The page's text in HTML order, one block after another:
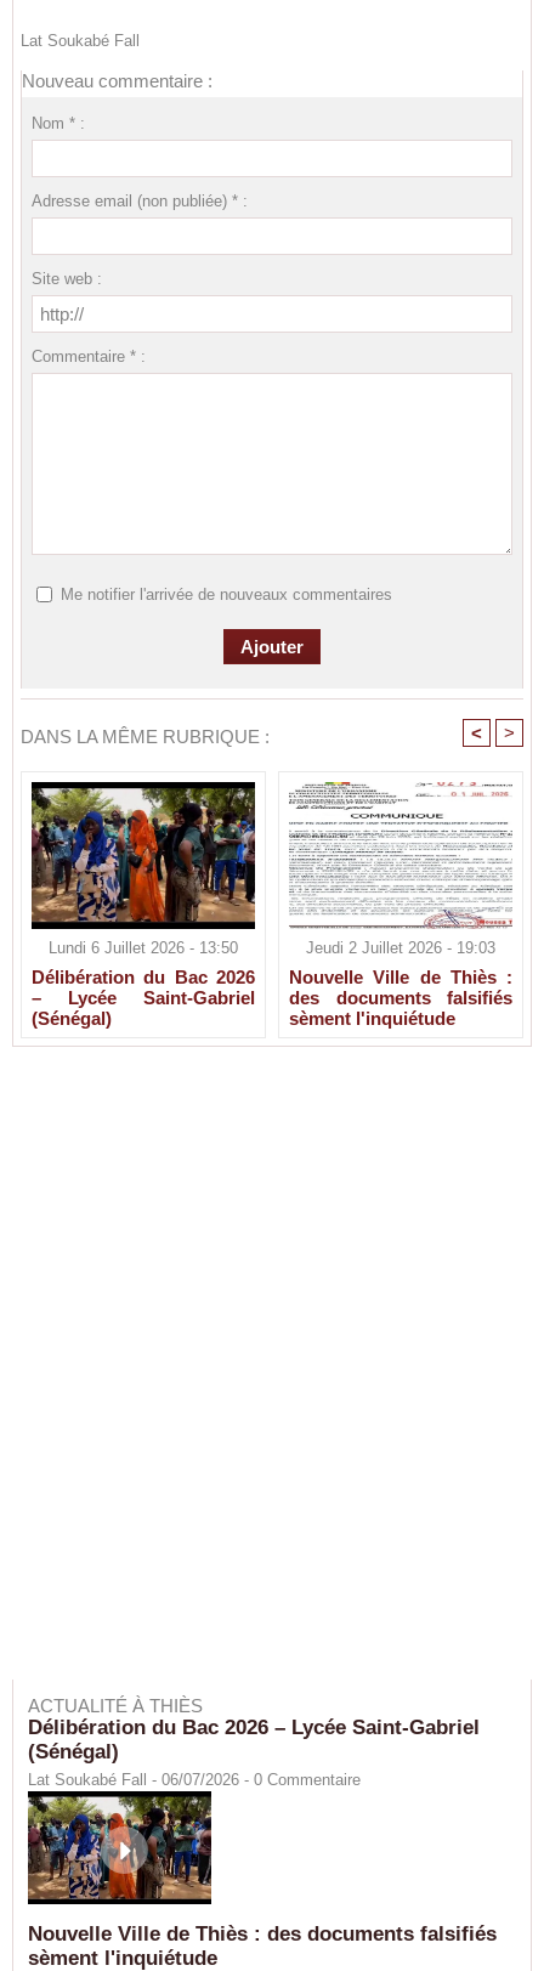
Lat Soukabé Fall
Nouveau commentaire :
Nom * :
Adresse email (non publiée) * :
Site web :
Commentaire * :
Me notifier l'arrivée de nouveaux commentaires
DANS LA MÊME RUBRIQUE : < >
Lundi 6 Juillet 2026 - 13:50
Délibération du Bac 2026
– Lycée Saint-Gabriel
(Sénégal)
Jeudi 2 Juillet 2026 - 19:03
Nouvelle Ville de Thiès :
des documents falsifiés
sèment l'inquiétude
ACTUALITÉ À THIÈS
Délibération du Bac 2026 – Lycée Saint-Gabriel
(Sénégal)
Lat Soukabé Fall - 06/07/2026 - 0 Commentaire
Nouvelle Ville de Thiès : des documents falsifiés
sèment l'inquiétude